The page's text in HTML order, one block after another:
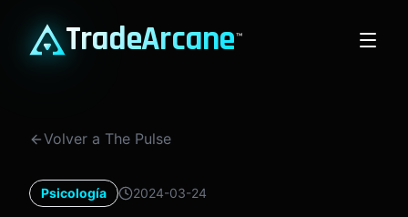
TradeArcane™
Volver a The Pulse
Psicología 2024-03-24